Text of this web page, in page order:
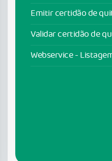
Emitir certidão de
Validar certidão de
Webservice -